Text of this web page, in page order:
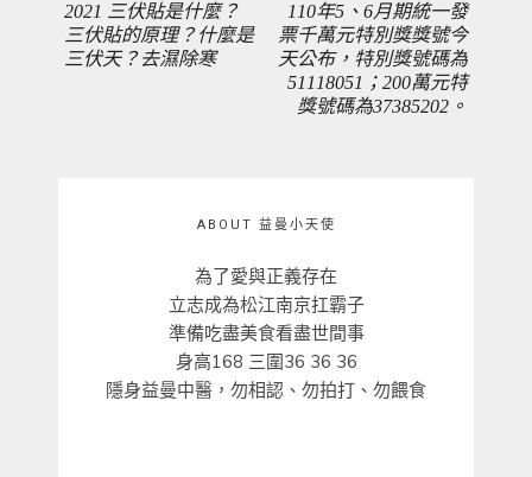
導
覽
PREVIOUS
POST:
2021 三伏貼是什麼？
三伏貼的原理？什麼是
三伏天？去濕除寒
POST:
110年5、6月期統一發
票千萬元特別獎獎號今
天公布，特別獎號碼為
51118051；200萬元特
獎號碼為37385202。
ABOUT 益曼小天使
為了愛與正義存在
立志成為松江南京扛霸子
準備吃盡美食看盡世間事
身高168 三圍36 36 36
隱身益曼中醫，勿相認、勿拍打、勿餵食